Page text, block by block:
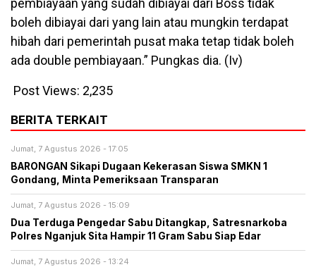
boleh dibiayai dari yang lain atau mungkin terdapat
hibah dari pemerintah pusat maka tetap tidak boleh
ada double pembiayaan.” Pungkas dia. (Iv)
Post Views: 2,235
BERITA TERKAIT
Jumat, 7 Agustus 2026 - 17:05
BARONGAN Sikapi Dugaan Kekerasan Siswa SMKN 1
Gondang, Minta Pemeriksaan Transparan
Jumat, 7 Agustus 2026 - 15:09
Dua Terduga Pengedar Sabu Ditangkap, Satresnarkoba
Polres Nganjuk Sita Hampir 11 Gram Sabu Siap Edar
Jumat, 7 Agustus 2026 - 13:24